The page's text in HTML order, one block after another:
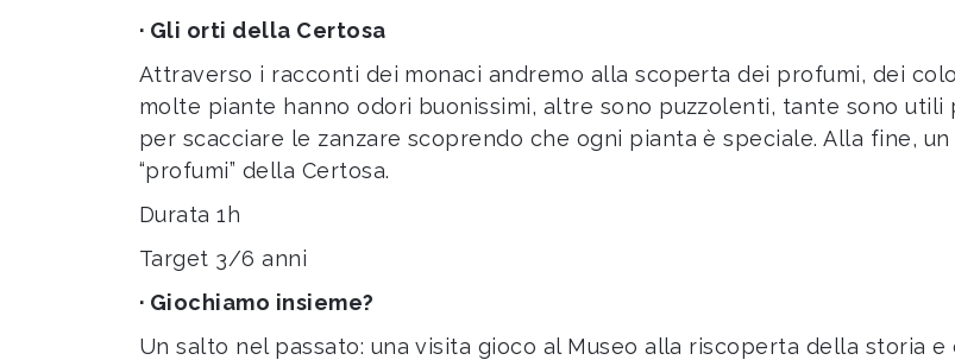
· Gli orti della Certosa
Attraverso i racconti dei monaci andremo alla scoperta dei profumi, dei
molte piante hanno odori buonissimi, altre sono puzzolenti, tante sono
per scacciare le zanzare scoprendo che ogni pianta è speciale. Alla fine,
“profumi” della Certosa.
Durata 1h
Target 3/6 anni
· Giochiamo insieme?
Un salto nel passato: una visita gioco al Museo alla riscoperta della storia